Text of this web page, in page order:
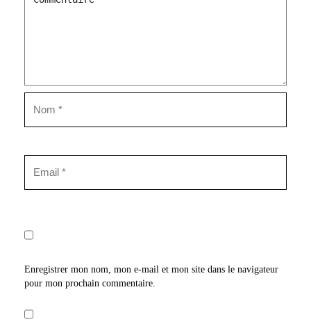
Enregistrer mon nom, mon e-mail et mon site dans le navigateur
pour mon prochain commentaire.